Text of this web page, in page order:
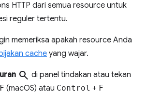
HTTP dari semua resource untuk
reguler tertentu.
memeriksa apakah resource Anda
cache yang wajar.
search di panel tindakan atau tekan
F (macOS) atau Control + F